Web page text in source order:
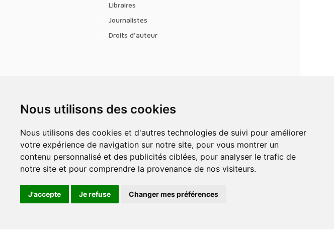
Nous utilisons des cookies
Nous utilisons des cookies et d'autres technologies de suivi pour améliorer
votre expérience de navigation sur notre site, pour vous montrer un
contenu personnalisé et des publicités ciblées, pour analyser le trafic de
notre site et pour comprendre la provenance de nos visiteurs.
J'accepte Je refuse Changer mes préférences
Libraires
Journalistes
Droits d'auteur
recevoir nos nouvelles offres,
sur les ventes et les
pouvez vous désinscrire à tout moment.
ici notre politique de protection de vos